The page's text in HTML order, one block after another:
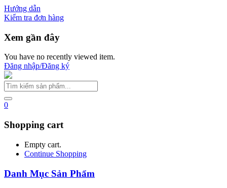
Hướng dẫn
Kiểm tra đơn hàng
Xem gần đây
You have no recently viewed item.
Đăng nhập/Đăng ký
0
Shopping cart
Empty cart.
Continue Shopping
Danh Mục Sản Phẩm